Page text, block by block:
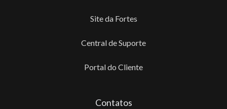
Site da Fortes
Central de Suporte
Portal do Cliente
Contatos